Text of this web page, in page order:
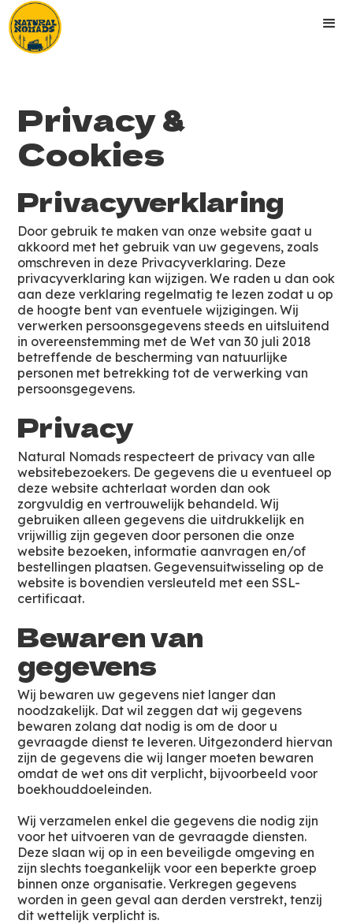
Privacy &
Cookies
Privacyverklaring
Door gebruik te maken van onze website gaat u
akkoord met het gebruik van uw gegevens, zoals
omschreven in deze Privacyverklaring. Deze
privacyverklaring kan wijzigen. We raden u dan ook
aan deze verklaring regelmatig te lezen zodat u op
de hoogte bent van eventuele wijzigingen. Wij
verwerken persoonsgegevens steeds en uitsluitend
in overeenstemming met de Wet van 30 juli 2018
betreffende de bescherming van natuurlijke
personen met betrekking tot de verwerking van
persoonsgegevens.
Privacy
Natural Nomads respecteert de privacy van alle
websitebezoekers. De gegevens die u eventueel op
deze website achterlaat worden dan ook
zorgvuldig en vertrouwelijk behandeld. Wij
gebruiken alleen gegevens die uitdrukkelijk en
vrijwillig zijn gegeven door personen die onze
website bezoeken, informatie aanvragen en/of
bestellingen plaatsen. Gegevensuitwisseling op de
website is bovendien versleuteld met een SSL-
certificaat.
Bewaren van
gegevens
Wij bewaren uw gegevens niet langer dan
noodzakelijk. Dat wil zeggen dat wij gegevens
bewaren zolang dat nodig is om de door u
gevraagde dienst te leveren. Uitgezonderd hiervan
zijn de gegevens die wij langer moeten bewaren
omdat de wet ons dit verplicht, bijvoorbeeld voor
boekhouddoeleinden.
Wij verzamelen enkel die gegevens die nodig zijn
voor het uitvoeren van de gevraagde diensten.
Deze slaan wij op in een beveiligde omgeving en
zijn slechts toegankelijk voor een beperkte groep
binnen onze organisatie. Verkregen gegevens
worden in geen geval aan derden verstrekt, tenzij
dit wettelijk verplicht is.